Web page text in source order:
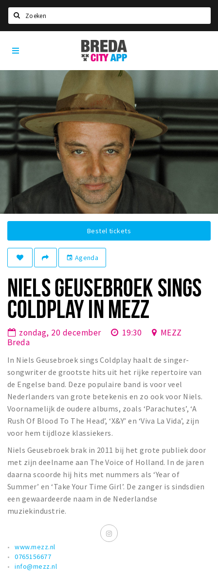
Home
Agenda
Party pics
Nieuws, interviews & blogs
Eten
Drinken
Recreatief
Winkels
Parkeren
Musea, theaters & podia
Uitjes & activiteiten
Toeristische routes
Natuurgebieden
Sport
Privacy
Inloggen
Breda
City
App
Bestel tickets
event Agenda
NIELS GEUSEBROEK SINGS
COLDPLAY IN MEZZ
zondag, 20 december 19:30
MEZZ
Breda
In Niels Geusebroek sings Coldplay haalt de singer-
songwriter de grootste hits uit het rijke repertoire van
de Engelse band. Deze populaire band is voor veel
Nederlanders van grote betekenis en zo ook voor Niels.
Voornamelijk de oudere albums, zoals ‘Parachutes’, ‘A
Rush Of Blood To The Head’, ‘X&Y’ en ‘Viva La Vida’, zijn
voor hem tijdloze klassiekers.
Niels Geusebroek brak in 2011 bij het grote publiek door
met zijn deelname aan The Voice of Holland. In de jaren
daarna scoorde hij hits met nummers als ‘Year of
Summer’ en ‘Take Your Time Girl’. De zanger is sindsdien
een gewaardeerde naam in de Nederlandse
muziekindustrie.
www.mezz.nl
0765156677
info@mezz.nl